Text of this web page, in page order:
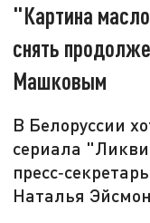
"Картина
снять
Машковым
В Белоруссии
сериала
Наталья